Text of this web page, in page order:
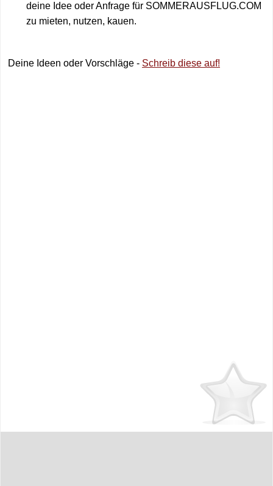
deine Idee oder Anfrage für SOMMERAUSFLUG.COM
zu mieten, nutzen, kauen.
Deine Ideen oder Vorschläge - Schreib diese auf!